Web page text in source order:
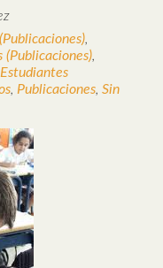
,
(Publicaciones),
, Publicaciones, Sin